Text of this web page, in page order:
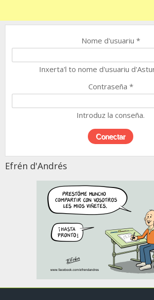
Nome d'usuariu *
Inxerta'l to nome d'usuariu
Contraseña *
Introduz la conseña.
Efrén d'Andrés